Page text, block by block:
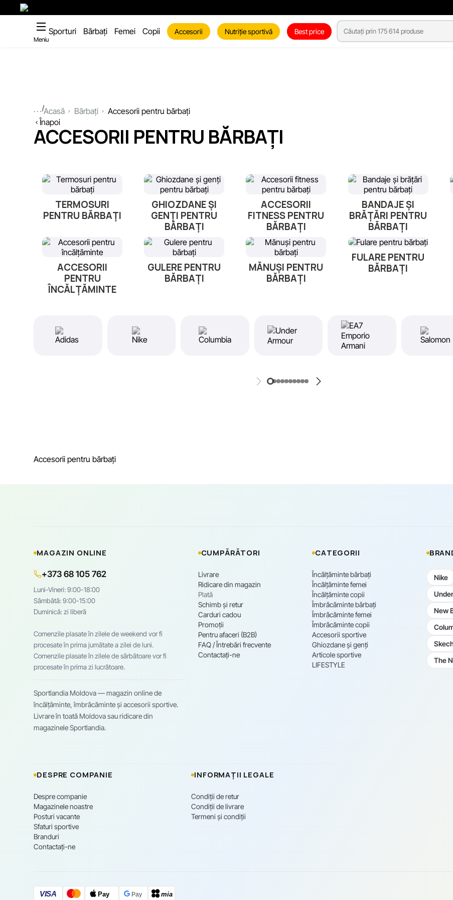
Meniu
Sporturi Bărbați Femei Copii Accesorii Nutriție sportivă Best price
...Acasă Bărbați
Accesorii pentru bărbați
Înapoi
ACCESORII PENTRU BĂRBAȚI
TERMOSURI
PENTRU BĂRBAȚI
GHIOZDANE ȘI
GENȚI PENTRU
BĂRBAȚI
ACCESORII
FITNESS PENTRU
BĂRBAȚI
BANDAJE ȘI
BRĂȚĂRI PENTRU
BĂRBAȚI
ACCESORII
PENTRU
ÎNCĂLȚĂMINTE
GULERE PENTRU
BĂRBAȚI
MĂNUȘI PENTRU
BĂRBAȚI
FULARE PENTRU
BĂRBAȚI
Accesorii pentru bărbați
MAGAZIN ONLINE
+373 68 105 762
Luni-Vineri: 9:00-18:00
Sâmbătă: 9:00-15:00
Duminică: zi liberă
Comenzile plasate în zilele de weekend vor fi
procesate în prima jumătate a zilei de luni.
Comenzile plasate în zilele de sărbătoare vor fi
procesate în prima zi lucrătoare.
Sportlandia Moldova — magazin online de
încălțăminte, îmbrăcăminte și accesorii sportive.
Livrare în toată Moldova sau ridicare din
magazinele Sportlandia.
CUMPĂRĂTORI
Livrare
Ridicare din magazin
Plată
Schimb și retur
Carduri cadou
Promoții
Pentru afaceri (B2B)
FAQ / Întrebări frecvente
Contactați-ne
CATEGORII
Încălțăminte bărbați
Încălțăminte femei
Încălțăminte copii
Îmbrăcăminte bărbați
Îmbrăcăminte femei
Îmbrăcăminte copii
Accesorii sportive
Ghiozdane și genți
Articole sportive
LIFESTYLE
Nike
New
The
DESPRE COMPANIE
Despre companie
Magazinele noastre
Posturi vacante
Sfaturi sportive
Branduri
Contactați-ne
INFORMAȚII LEGALE
Condiții de retur
Condiții de livrare
Termeni și condiții
VISA Pay Pay mia